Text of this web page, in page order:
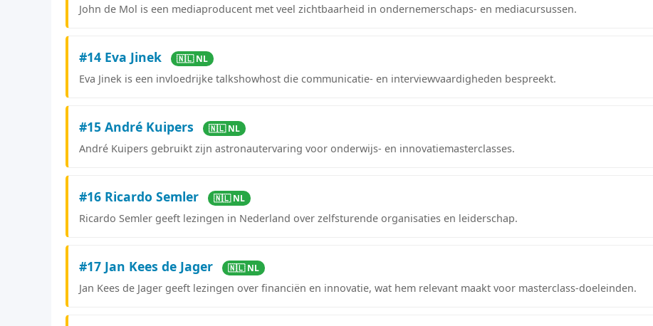
John de Mol is een mediaproducent met veel zichtbaarheid in ondernemerschaps- en mediacursussen.
#14 Eva Jinek 🇳🇱 NL
Eva Jinek is een invloedrijke talkshowhost die communicatie- en interviewvaardigheden bespreekt.
#15 André Kuipers 🇳🇱 NL
André Kuipers gebruikt zijn astronautervaring voor onderwijs- en innovatiemasterclasses.
#16 Ricardo Semler 🇳🇱 NL
Ricardo Semler geeft lezingen in Nederland over zelfsturende organisaties en leiderschap.
#17 Jan Kees de Jager 🇳🇱 NL
Jan Kees de Jager geeft lezingen over financiën en innovatie, wat hem relevant maakt voor masterclass-doeleinden.